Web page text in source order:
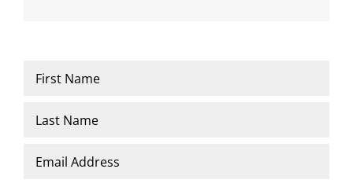
Name
Email